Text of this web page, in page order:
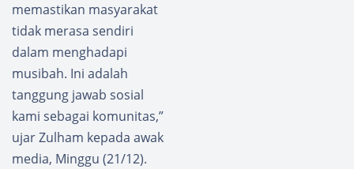
memastikan masyarakat
tidak merasa sendiri
dalam menghadapi
musibah. Ini adalah
tanggung jawab sosial
kami sebagai komunitas,”
ujar Zulham kepada awak
media, Minggu (21/12).